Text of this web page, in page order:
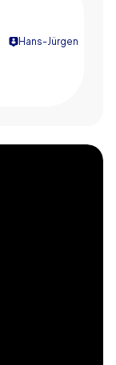
Hans-Jürgen